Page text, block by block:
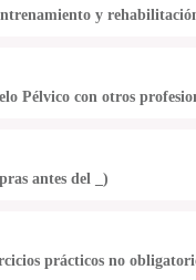
y
Pélvico con otros
antes del _)
prácticos no